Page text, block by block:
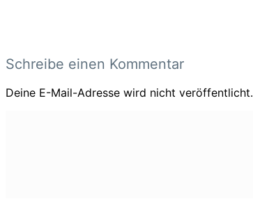
Schreibe einen Kommentar
Deine E-Mail-Adresse wird nicht veröffentlicht.